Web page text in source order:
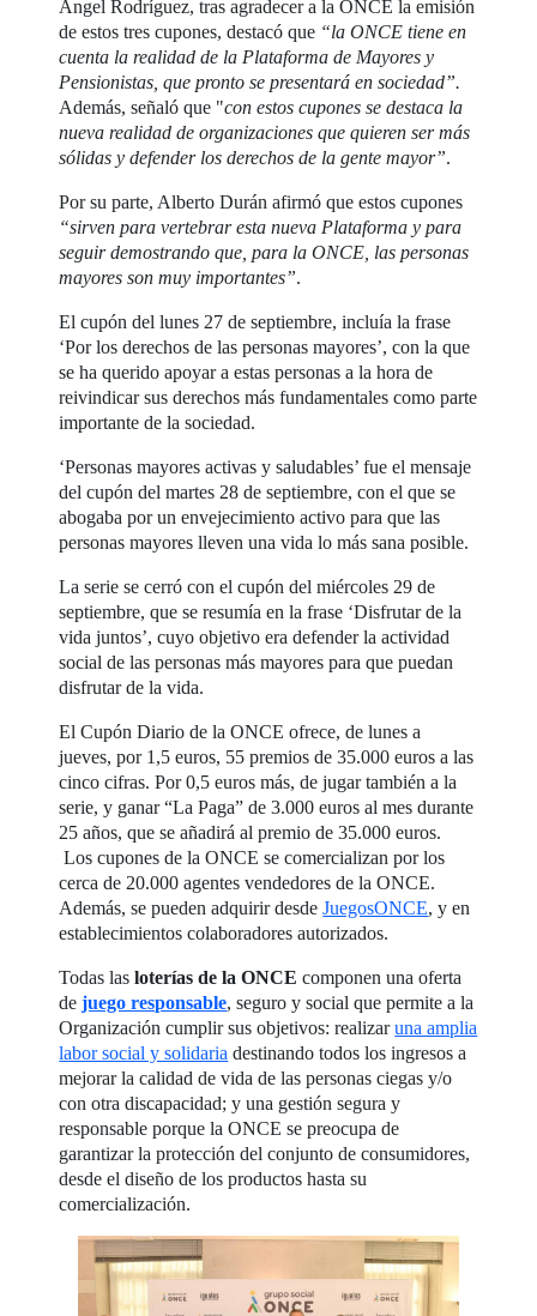
Ángel Rodríguez, tras agradecer a la ONCE la emisión
de estos tres cupones, destacó que “la ONCE tiene en
cuenta la realidad de la Plataforma de Mayores y
Pensionistas, que pronto se presentará en sociedad”.
Además, señaló que "con estos cupones se destaca la
nueva realidad de organizaciones que quieren ser más
sólidas y defender los derechos de la gente mayor”.
Por su parte, Alberto Durán afirmó que estos cupones
“sirven para vertebrar esta nueva Plataforma y para
seguir demostrando que, para la ONCE, las personas
mayores son muy importantes”.
El cupón del lunes 27 de septiembre, incluía la frase
‘Por los derechos de las personas mayores’, con la que
se ha querido apoyar a estas personas a la hora de
reivindicar sus derechos más fundamentales como parte
importante de la sociedad.
‘Personas mayores activas y saludables’ fue el mensaje
del cupón del martes 28 de septiembre, con el que se
abogaba por un envejecimiento activo para que las
personas mayores lleven una vida lo más sana posible.
La serie se cerró con el cupón del miércoles 29 de
septiembre, que se resumía en la frase ‘Disfrutar de la
vida juntos’, cuyo objetivo era defender la actividad
social de las personas más mayores para que puedan
disfrutar de la vida.
El Cupón Diario de la ONCE ofrece, de lunes a
jueves, por 1,5 euros, 55 premios de 35.000 euros a las
cinco cifras. Por 0,5 euros más, de jugar también a la
serie, y ganar “La Paga” de 3.000 euros al mes durante
25 años, que se añadirá al premio de 35.000 euros.
Los cupones de la ONCE se comercializan por los
cerca de 20.000 agentes vendedores de la ONCE.
Además, se pueden adquirir desdeJuegosONCE, y en
establecimientos colaboradores autorizados.
Todas lasloterías de la ONCE componen una oferta
dejuego responsable, seguro y social que permite a la
Organización cumplir sus objetivos: realizaruna amplia
labor social y solidaria destinando todos los ingresos a
mejorar la calidad de vida de las personas ciegas y/o
con otra discapacidad; y una gestión segura y
responsable porque la ONCE se preocupa de
garantizar la protección del conjunto de consumidores,
desde el diseño de los productos hasta su
comercialización.